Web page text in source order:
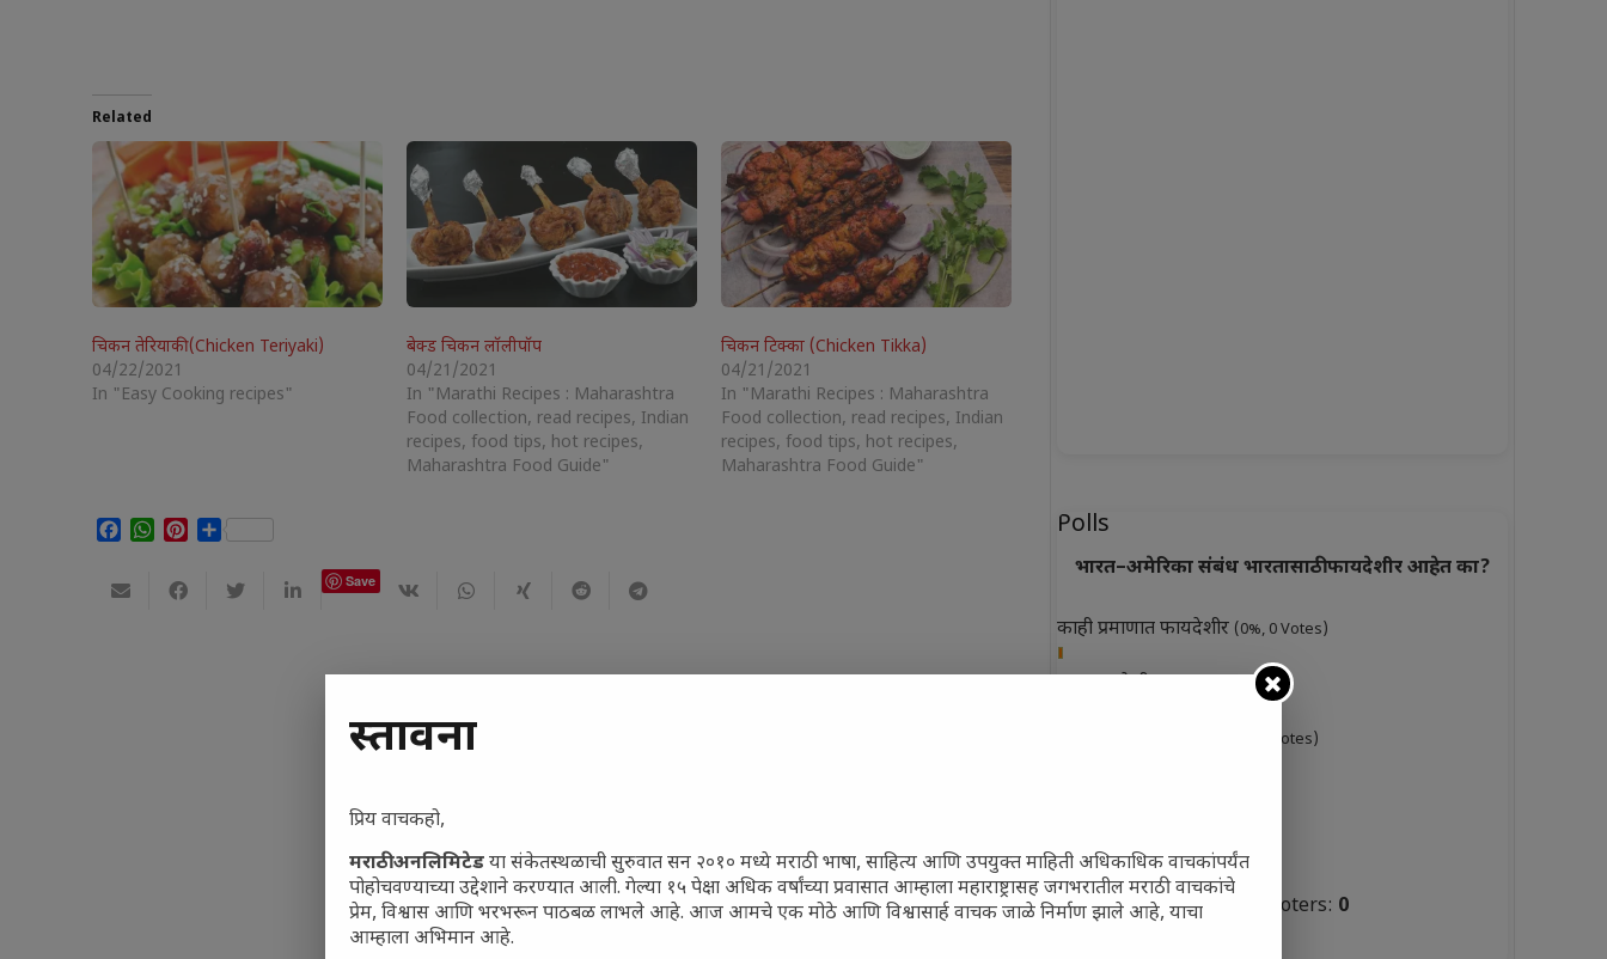
Related
चिकन तेरियाकी (Chicken Teriyaki)
04/22/2021
In "Easy Cooking recipes"
बेक्ड चिकन लॉलीपॉप
04/21/2021
In "Marathi Recipes : Maharashtra
Food collection, read recipes, Indian
recipes, food tips, hot recipes,
Maharashtra Food Guide"
चिकन टिक्का (Chicken Tikka)
04/21/2021
In "Marathi Recipes : Maharashtra
Food collection, read recipes, Indian
recipes, food tips, hot recipes,
Maharashtra Food Guide"
Facebook
WhatsApp
Pinterest
Share
Save
Polls
भारत–अमेरिका संबंध भारतासाठी फायदेशीर आहेत का?
काही प्रमाणात फायदेशीर (0%, 0 Votes)
(0%, 3 Votes)
(0%, 0 Votes)
तटस्थ(0%, 3 Votes)
Total Voters: 0
प्रस्तावना
प्रिय वाचकहो,
मराठी अनलिमिटेडया संकेतस्थळाची सुरुवात सन २०१० मध्ये मराठी भाषा, साहित्य आणि उपयुक्त माहिती अधिकाधिक वाचकांपर्यंत
पोहोचवण्याच्या उद्देशाने करण्यात आली. गेल्या १५ पेक्षा अधिक वर्षांच्या प्रवासात आम्हाला महाराष्ट्रासह जगभरातील मराठी वाचकांचे
प्रेम, विश्वास आणि भरभरून पाठबळ लाभले आहे. आज आमचे एक मोठे आणि विश्वासार्ह वाचक जाळे निर्माण झाले आहे, याचा
आम्हाला अभिमान आहे.